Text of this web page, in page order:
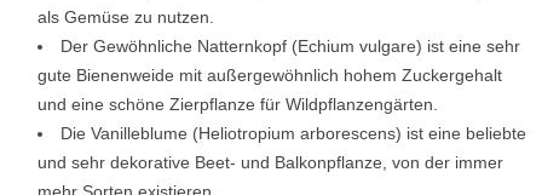
als Gemüse zu nutzen.
Der Gewöhnliche Natternkopf (Echium vulgare) ist eine sehr
gute Bienenweide mit außergewöhnlich hohem Zuckergehalt
und eine schöne Zierpflanze für Wildpflanzengärten.
Die Vanilleblume (Heliotropium arborescens) ist eine beliebte
und sehr dekorative Beet- und Balkonpflanze, von der immer